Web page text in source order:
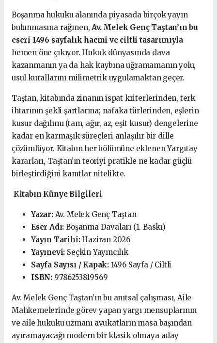
Boşanma hukuku alanında piyasada birçok yayın
bulunmasına rağmen,Av. Melek Genç Taştan’ın bu
eseri 1496 sayfalık hacmi ve ciltli tasarımıyla
hemen öne çıkıyor. Hukuk dünyasında dava
kazanmanın ya da hak kaybına uğramamanın yolu,
usul kurallarını milimetrik uygulamaktan geçer.
Taştan, kitabında zinanın ispat kriterlerinden, terk
ihtarının şekli şartlarına; nafaka türlerinden, eşlerin
kusur dağılımı (tam, ağır, az, eşit kusur) dengelerine
kadar en karmaşık süreçleri anlaşılır bir dille
çözümlüyor. Kitabın her bölümüne eklenen Yargıtay
kararları, Taştan’ın teoriyi pratikle ne kadar güçlü
birleştirdiğini kanıtlar nitelikte.
Kitabın Künye Bilgileri
Yazar:Av. Melek Genç Taştan
Eser Adı: Boşanma Davaları (1. Baskı)
Yayın Tarihi:Haziran 2026
Yayınevi: Seçkin Yayıncılık
Sayfa Sayısı / Kapak:1496 Sayfa / Ciltli
ISBN: 9786253819569
Av. Melek Genç Taştan’ın bu anıtsal çalışması, Aile
Mahkemelerinde görev yapan yargı mensuplarının
ve aile hukuku uzmanı avukatların masa başından
ayıramayacağı modern bir klasik olmaya aday